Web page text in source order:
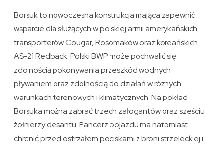
Borsuk to nowoczesna konstrukcja mająca zapewnić
wsparcie dla służących w polskiej armii amerykańskich
transporterów Cougar, Rosomaków oraz koreańskich
AS-21 Redback. Polski BWP może pochwalić się
zdolnością pokonywania przeszkód wodnych
pływaniem oraz zdolnością do działań w różnych
warunkach terenowych i klimatycznych. Na pokład
Borsuka można zabrać trzech załogantów oraz sześciu
żołnierzy desantu. Pancerz pojazdu ma natomiast
chronić przed ostrzałem pociskami z broni strzeleckiej i